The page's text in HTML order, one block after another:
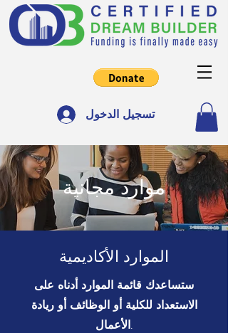
تسجيل الدخول
موارد مجانية
الموارد الأكاديمية
ستساعدك قائمة الموارد أدناه على
الاستعداد للكلية أو الوظائف أو ريادة
الأعمال.